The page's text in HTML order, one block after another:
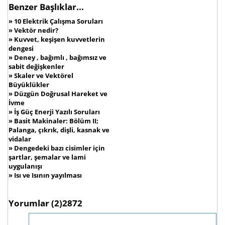
Benzer Başlıklar...
» 10 Elektrik Çalışma Soruları
»Vektör nedir?
» Kuvvet, keşişen kuvvetlerin
dengesi
» Deney , bağımlı , bağımsız ve
sabit değişkenler
»Skaler ve Vektörel
Büyüklükler
» Düzgün Doğrusal Hareket ve
İvme
» İş Güç Enerji Yazılı Soruları
» Basit Makinaler: Bölüm II;
Palanga, çıkrık, dişli, kasnak ve
vidalar
» Dengedeki bazı cisimler için
şartlar, şemalar ve lami
uygulanışı
» Isı ve Isının yayılması
Yorumlar(2)2872